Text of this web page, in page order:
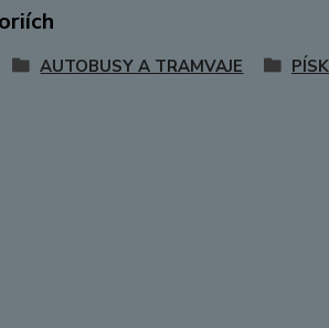
AUTOBUSY A TRAMVAJE